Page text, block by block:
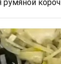
румяной